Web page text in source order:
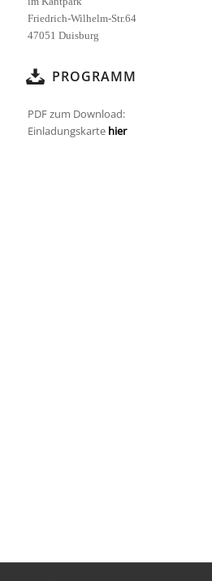
Friedrich-Wilhelm-Str.64
47051 Duisburg
PROGRAMM
PDF zum Download:
Einladungskarte hier